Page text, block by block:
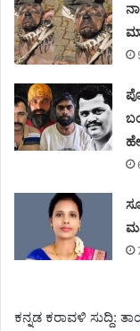
ಕನ್ನಡ ಕರಾವಳಿ ಸುದ್ದಿ: